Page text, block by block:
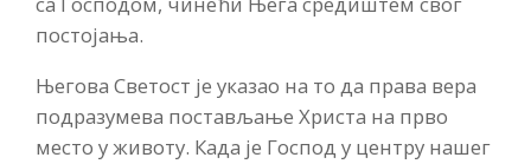
постојања.
Његова Светост је указао на то да права вера
подразумева постављање Христа на прво
место у животу. Када је Господ у центру нашег